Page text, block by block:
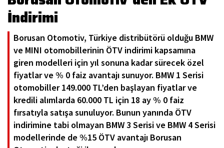
İndirimi
Borusan Otomotiv, Türkiye distribütörü olduğu BMW
ve MINI otomobillerinin ÖTV indirimi kapsamına
giren modelleri için yıl sonuna kadar sürecek özel
fiyatlar ve % 0 faiz avantajı sunuyor. BMW 1 Serisi
otomobiller 149.000 TL’den başlayan fiyatlar ve
kredili alımlarda 60.000 TL için 18 ay % 0 faiz
fırsatıyla satışa sunuluyor. Bunun yanında ÖTV
indirimine tabi olmayan BMW 3 Serisi ve BMW 4 Serisi
modellerinde de %15 ÖTV avantajı Borusan